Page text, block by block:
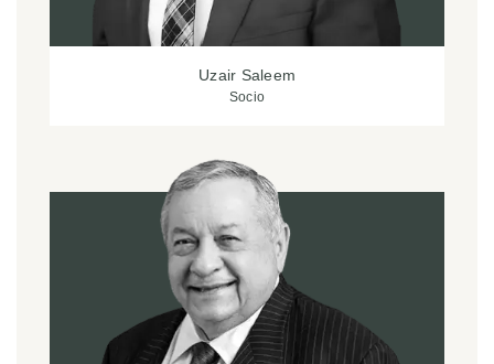
Uzair Saleem
Socio